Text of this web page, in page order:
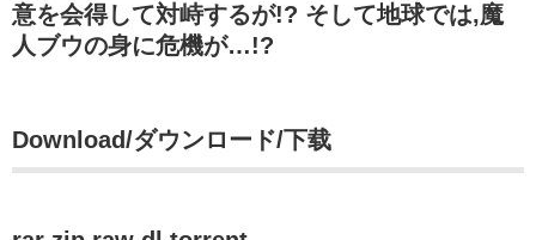
意を会得して対峙するが!? そして地球では,魔
人ブウの身に危機が…!?
Download/ダウンロード/下载